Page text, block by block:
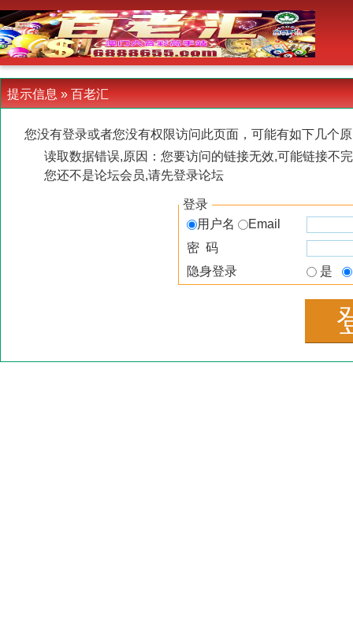
提示信息 » 百老汇
您没有登录或者您没有权限访问此页面，可能有如下几个
读取数据错误,原因：您要访问的链接无效,可能链接不
您还不是论坛会员,请先登录论坛
登录
用户名
Email
密 码
隐身登录
是